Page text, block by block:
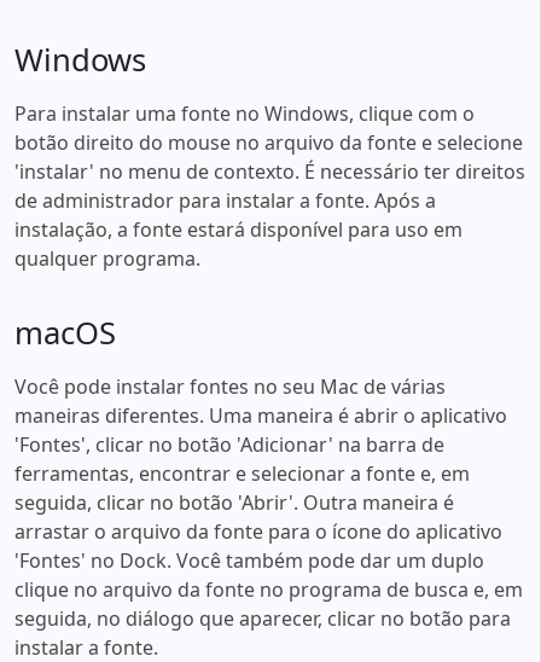
Windows
Para instalar uma fonte no Windows, clique com o
botão direito do mouse no arquivo da fonte e selecione
'instalar' no menu de contexto. É necessário ter direitos
de administrador para instalar a fonte. Após a
instalação, a fonte estará disponível para uso em
qualquer programa.
macOS
Você pode instalar fontes no seu Mac de várias
maneiras diferentes. Uma maneira é abrir o aplicativo
'Fontes', clicar no botão 'Adicionar' na barra de
ferramentas, encontrar e selecionar a fonte e, em
seguida, clicar no botão 'Abrir'. Outra maneira é
arrastar o arquivo da fonte para o ícone do aplicativo
'Fontes' no Dock. Você também pode dar um duplo
clique no arquivo da fonte no programa de busca e, em
seguida, no diálogo que aparecer, clicar no botão para
instalar a fonte.